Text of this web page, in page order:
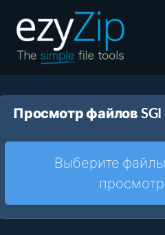
Pаспаковывайте
Другие инструменты
Просмотр файлов SGI
Выберите файлы